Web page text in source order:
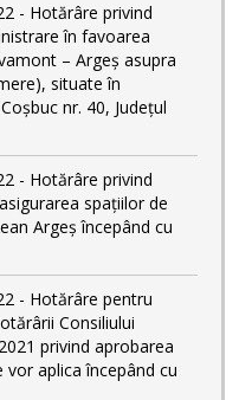
- Hotărâre privind
în favoarea
– Argeș asupra
situate în
nr. 40, Județul
- Hotărâre privind
spațiilor de
Argeș începând cu
- Hotărâre pentru
Consiliului
privind aprobarea
aplica începând cu